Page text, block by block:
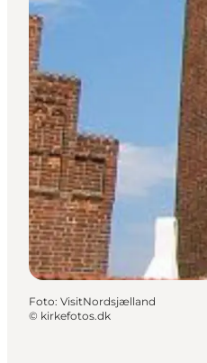
Foto: VisitNordsjælland
© kirkefotos.dk